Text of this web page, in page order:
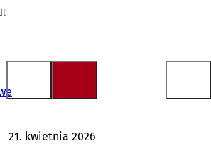
21. kwietnia 2026